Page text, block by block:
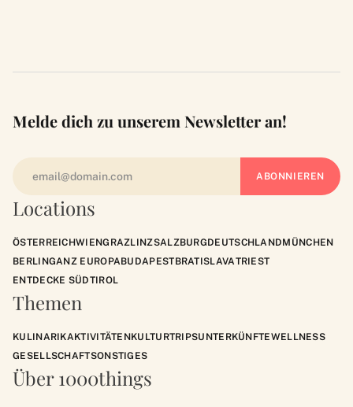
Locations
ÖSTERREICHWIENGRAZLINZSALZBURGDEUTSCHLANDMÜNCHEN
BERLINGANZ EUROPABUDAPESTBRATISLAVATRIEST
ENTDECKE SÜDTIROL
Themen
KULINARIKAKTIVITÄTENKULTURTRIPSUNTERKÜNFTEWELLNESS
GESELLSCHAFTSONSTIGES
Über 1000things
Melde dich zu unserem Newsletter an!